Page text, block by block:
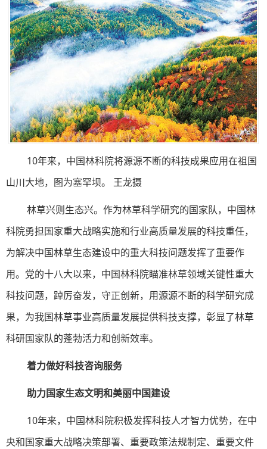
10年来，中国林科院将源源不断的科技成果应用在祖国
山川大地，图为塞罕坝。 王龙摄
林草兴则生态兴。作为林草科学研究的国家队，中国林
科院勇担国家重大战略实施和行业高质量发展的科技重任，
为解决中国林草生态建设中的重大科技问题发挥了重要作
用。党的十八大以来，中国林科院瞄准林草领域关键性重大
科技问题，踔厉奋发，守正创新，用源源不断的科学研究成
果，为我国林草事业高质量发展提供科技支撑，彰显了林草
科研国家队的蓬勃活力和创新效率。
着力做好科技咨询服务
助力国家生态文明和美丽中国建设
10年来，中国林科院积极发挥科技人才智力优势，在中
央和国家重大战略决策部署、重要政策法规制定、重要文件